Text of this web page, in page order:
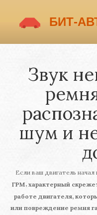
Звук
шум и
Если ваш двигатель начал
ГРМ, характерный
работе двигателя,
или повреждение ремня